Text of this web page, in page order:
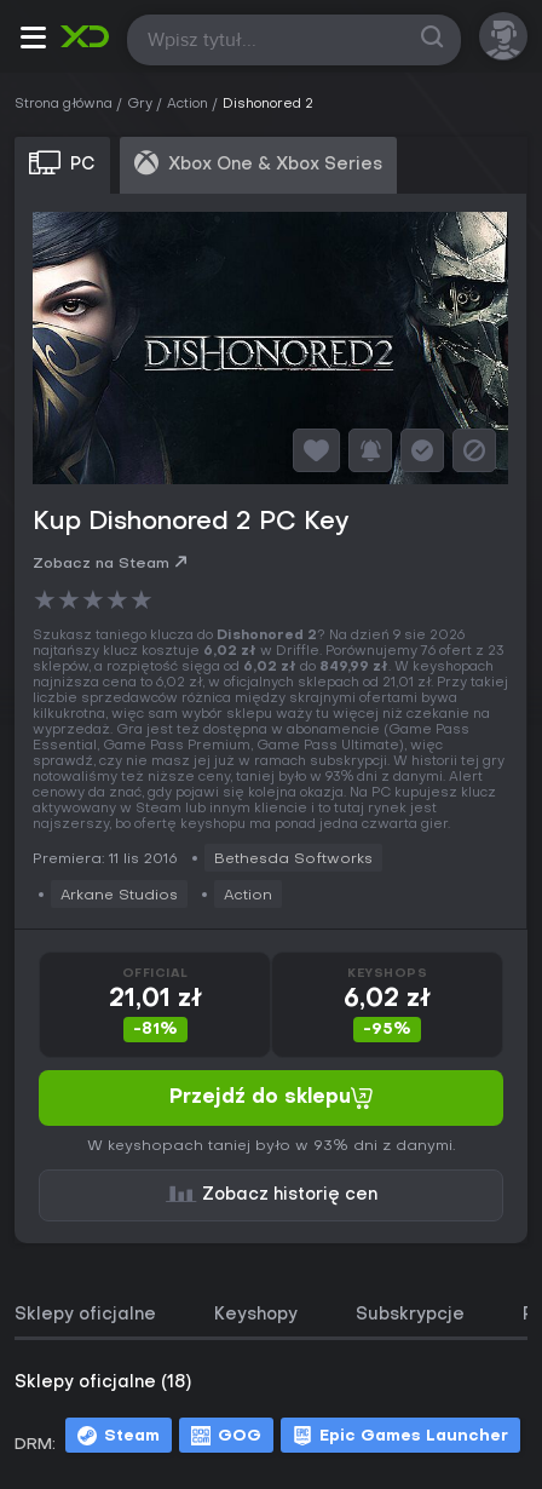
Wszystkie
Strona główna Gry Action Dishonored 2
PC Xbox One & Xbox Series
Kup Dishonored 2 PC Key
Zobacz na Steam
★★★★★
Szukasz taniego klucza do Dishonored 2? Na dzień 9 sie 2026
najtańszy klucz kosztuje 6,02 zł w Driffle. Porównujemy 76 ofert z 23
sklepów, a rozpiętość sięga od 6,02 zł do 849,99 zł. W keyshopach
najniższa cena to 6,02 zł, w oficjalnych sklepach od 21,01 zł. Przy takiej
liczbie sprzedawców różnica między skrajnymi ofertami bywa
kilkukrotna, więc sam wybór sklepu waży tu więcej niż czekanie na
wyprzedaż. Gra jest też dostępna w abonamencie (Game Pass
Essential, Game Pass Premium, Game Pass Ultimate), więc
sprawdź, czy nie masz jej już w ramach subskrypcji. W historii tej gry
notowaliśmy też niższe ceny, taniej było w 93% dni z danymi. Alert
cenowy da znać, gdy pojawi się kolejna okazja. Na PC kupujesz klucz
aktywowany w Steam lub innym kliencie i to tutaj rynek jest
najszerszy, bo ofertę keyshopu ma ponad jedna czwarta gier.
Premiera: 11 lis 2016 Bethesda Softworks
Arkane Studios Action
OFFICIAL
21,01 zł
-81%
KEYSHOPS
6,02 zł
-95%
Przejdź do sklepu
W keyshopach taniej było w 93% dni z danymi.
Zobacz historię cen
Sklepy oficjalne Keyshopy Subskrypcje
Sklepy oficjalne (18)
DRM: Steam GOG Epic Games Launcher